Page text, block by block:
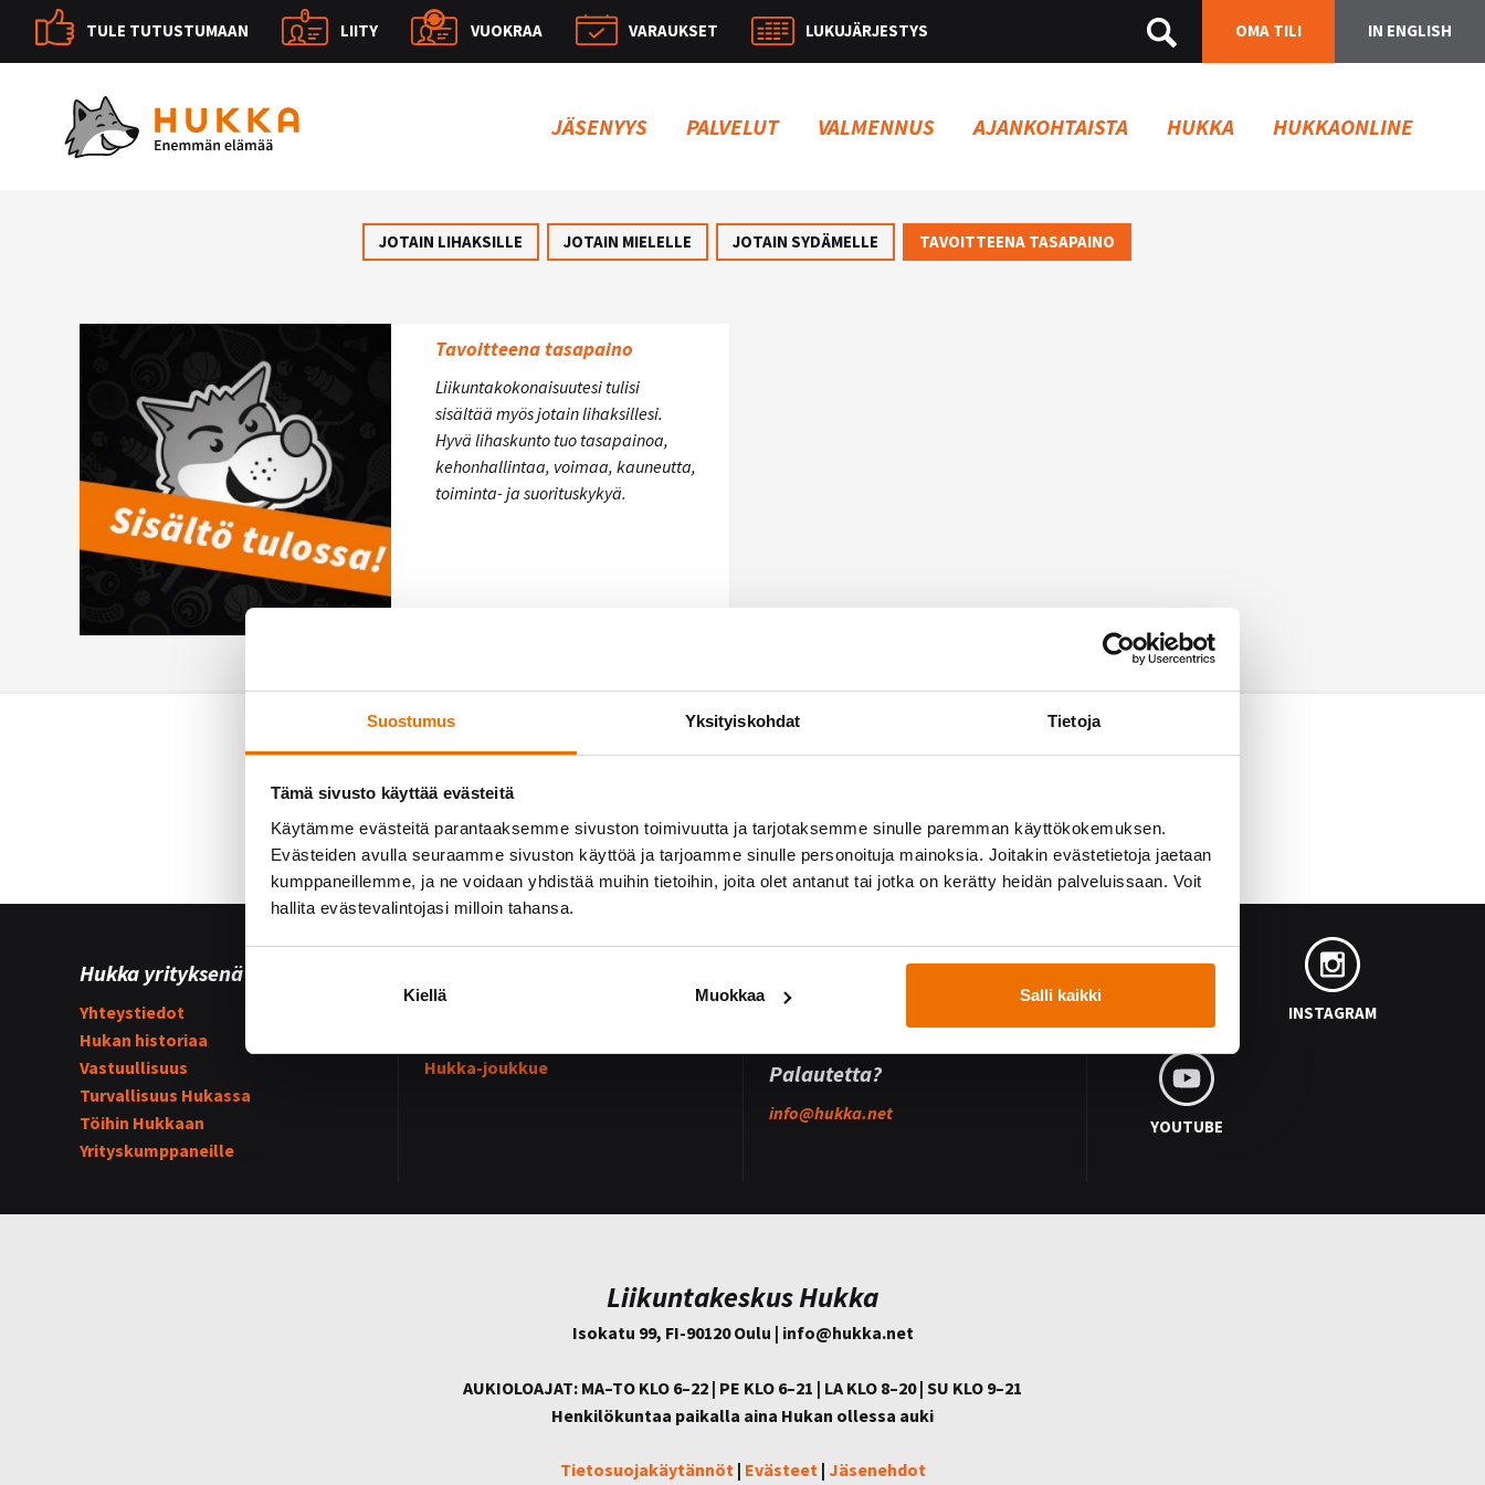
Suostumus Yksityiskohdat Tietoja
Tämä sivusto käyttää evästeitä
Käytämme evästeitä parantaaksemme sivuston toimivuutta ja tarjotaksemme sinulle paremman käyttökokemuksen.
Evästeiden avulla seuraamme sivuston käyttöä ja tarjoamme sinulle personoituja mainoksia. Joitakin evästetietoja jaetaan
kumppaneillemme, ja ne voidaan yhdistää muihin tietoihin, joita olet antanut tai jotka on kerätty heidän palveluissaan. Voit
hallita evästevalintojasi milloin tahansa.
Kiellä Muokkaa Salli kaikki
TULE TUTUSTUMAAN LIITY VUOKRAA VARAUKSET LUKUJÄRJESTYS OMA TILI IN ENGLISH
JÄSENYYS PALVELUT VALMENNUS AJANKOHTAISTA HUKKA HUKKAONLINE
JOTAIN LIHAKSILLE JOTAIN MIELELLE JOTAIN SYDÄMELLE TAVOITTEENA TASAPAINO
Tavoitteena tasapaino
Liikuntakokonaisuutesi tulisi
sisältää myös jotain lihaksillesi.
Hyvä lihaskunto tuo tasapainoa,
kehonhallintaa, voimaa, kauneutta,
toiminta- ja suorituskykyä.
Hukka yrityksenä
Yhteystiedot
Hukan historiaa
Vastuullisuus
Turvallisuus Hukassa
Töihin Hukkaan
Yrityskumppaneille
Hukka-joukkue
Hukan lehdistöpaketti
Palautetta?
info@hukka.net
INSTAGRAM
YOUTUBE
Liikuntakeskus Hukka
Isokatu 99, FI-90120 Oulu | info@hukka.net
AUKIOLOAJAT: MA–TO KLO 6–22 | PE KLO 6–21 | LA KLO 8–20 | SU KLO 9–21
Henkilökuntaa paikalla aina Hukan ollessa auki
Tietosuojakäytännöt | Evästeet | Jäsenehdot